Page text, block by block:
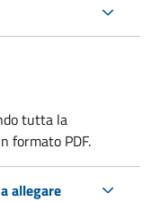
tutta la
formato PDF.
allegare